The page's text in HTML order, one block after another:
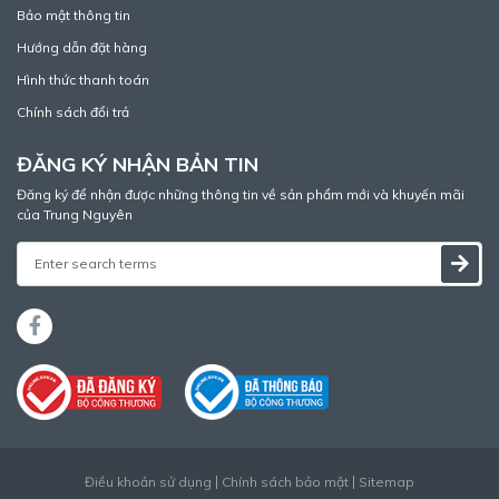
Bảo mật thông tin
Hướng dẫn đặt hàng
Hình thức thanh toán
Chính sách đổi trả
ĐĂNG KÝ NHẬN BẢN TIN
Đăng ký để nhận được những thông tin về sản phẩm mới và khuyến mãi
của Trung Nguyên
Điều khoản sử dụng Chính sách bảo mật
Sitemap